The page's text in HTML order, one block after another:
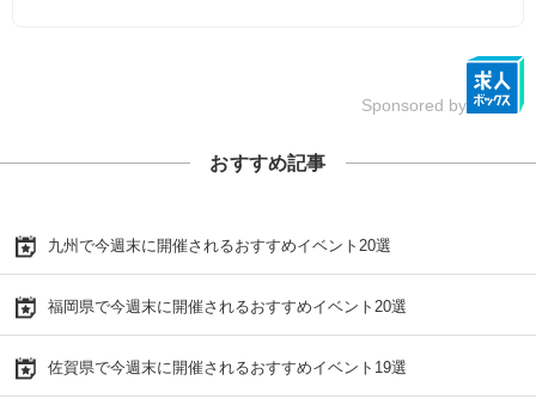
Sponsored by
おすすめ記事
九州で今週末に開催されるおすすめイベント20選
福岡県で今週末に開催されるおすすめイベント20選
佐賀県で今週末に開催されるおすすめイベント19選